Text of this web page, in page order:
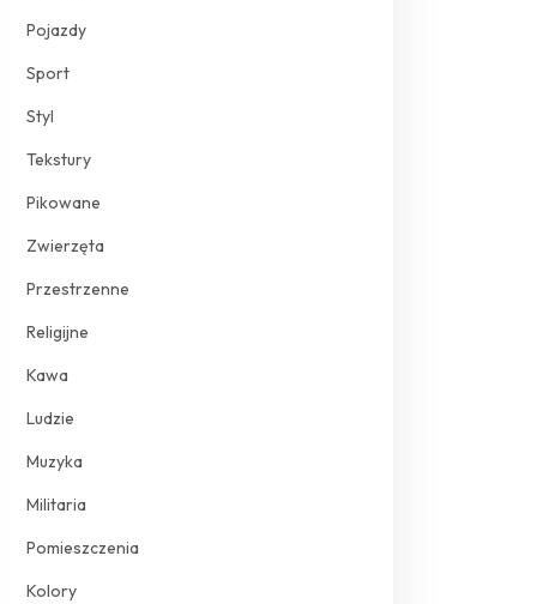
Pojazdy
Sport
Styl
Tekstury
Pikowane
Zwierzęta
Przestrzenne
Religijne
Kawa
Ludzie
Muzyka
Militaria
Pomieszczenia
Kolory